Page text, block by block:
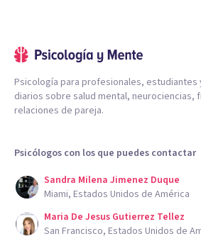
Psicología para profesionales, estudiantes
diarios sobre salud mental, neurociencias,
relaciones de pareja.
Psicólogos con los que puedes contactar
Sandra Milena Jimenez Duque
Miami, Estados Unidos de América
Maria De Jesus Gutierrez Tellez
San Francisco, Estados Unidos de